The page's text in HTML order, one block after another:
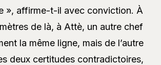
», affirme-t-il avec conviction. À
de là, à Attè, un autre chef
la même ligne, mais de l’autre
deux certitudes contradictoires,